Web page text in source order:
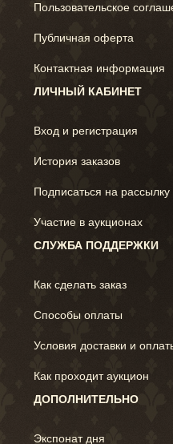
Пользовательское
Публичная оферта
Контактная информация
ЛИЧНЫЙ КАБИНЕТ
Вход и регистрация
История заказов
Подписаться на рассылку
Участие в аукционах
СЛУЖБА ПОДДЕРЖКИ
Как сделать заказ
Способы оплаты
Условия доставки и
Как проходит аукцион
ДОПОЛНИТЕЛЬНО
Экспонат дня